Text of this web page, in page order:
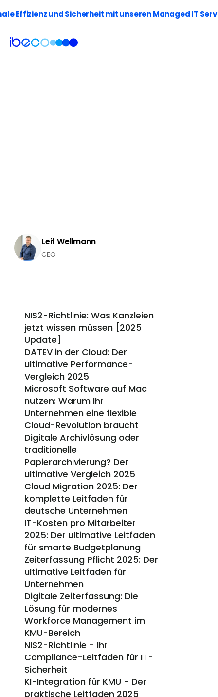
Effizienz und Sicherheit mit unseren Managed IT
Leif Wellmann
CEO
NIS2-Richtlinie: Was Kanzleien
jetzt wissen müssen [2025
Update]
DATEV in der Cloud: Der
ultimative Performance-
Vergleich 2025
Microsoft Software auf Mac
nutzen: Warum Ihr
Unternehmen eine flexible
Cloud-Revolution braucht
Digitale Archivlösung oder
traditionelle
Papierarchivierung? Der
ultimative Vergleich 2025
Cloud Migration 2025: Der
komplette Leitfaden für
deutsche Unternehmen
IT-Kosten pro Mitarbeiter
2025: Der ultimative Leitfaden
für smarte Budgetplanung
Zeiterfassung Pflicht 2025: Der
ultimative Leitfaden für
Unternehmen
Digitale Zeiterfassung: Die
Lösung für modernes
Workforce Management im
KMU-Bereich
NIS2-Richtlinie - Ihr
Compliance-Leitfaden für IT-
Sicherheit
KI-Integration für KMU - Der
praktische Leitfaden 2025